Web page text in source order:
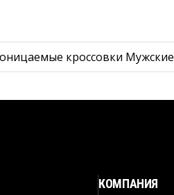
кроссовки Мужские
КОМПАНИЯ